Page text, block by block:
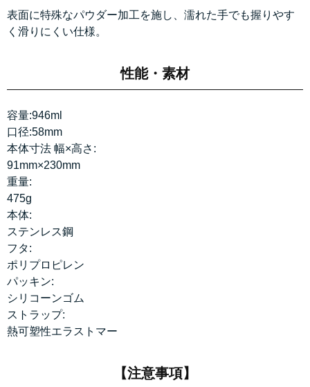
表面に特殊なパウダー加工を施し、濡れた手でも握りやす
く滑りにくい仕様。
性能・素材
容量:946ml
口径:58mm
本体寸法 幅×高さ:
91mm×230mm
重量:
475g
本体:
ステンレス鋼
フタ:
ポリプロピレン
パッキン:
シリコーンゴム
ストラップ:
熱可塑性エラストマー
【注意事項】